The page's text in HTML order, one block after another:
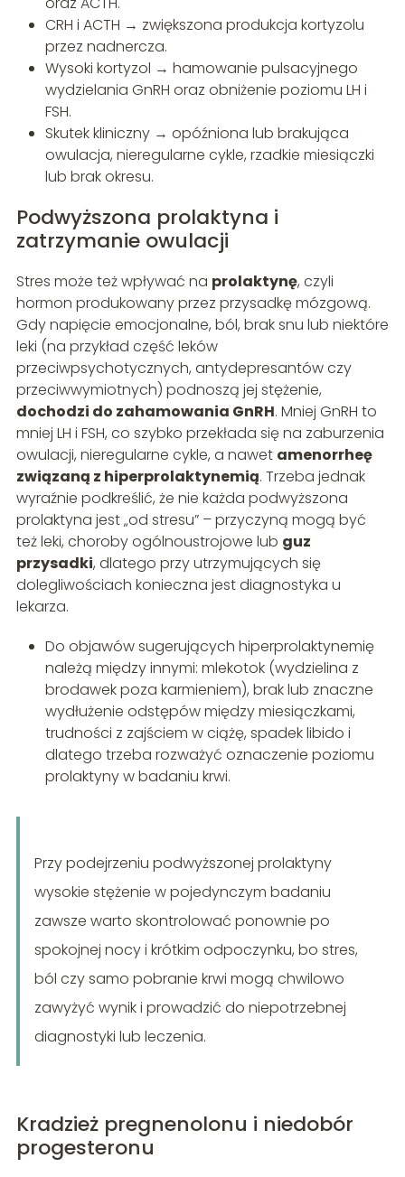
CRH i ACTH → zwiększona produkcja kortyzolu
przez nadnercza.
Wysoki kortyzol → hamowanie pulsacyjnego
wydzielania GnRH oraz obniżenie poziomu LH i
FSH.
Skutek kliniczny → opóźniona lub brakująca
owulacja, nieregularne cykle, rzadkie miesiączki
lub brak okresu.
Podwyższona prolaktyna i
zatrzymanie owulacji
Stres może też wpływać na prolaktynę, czyli
hormon produkowany przez przysadkę mózgową.
Gdy napięcie emocjonalne, ból, brak snu lub niektóre
leki (na przykład część leków
przeciwpsychotycznych, antydepresantów czy
przeciwwymiotnych) podnoszą jej stężenie,
dochodzi do zahamowania GnRH. Mniej GnRH to
mniej LH i FSH, co szybko przekłada się na zaburzenia
owulacji, nieregularne cykle, a nawet amenorrheę
związaną z hiperprolaktynemią. Trzeba jednak
wyraźnie podkreślić, że nie każda podwyższona
prolaktyna jest „od stresu” – przyczyną mogą być
też leki, choroby ogólnoustrojowe lub guz
przysadki, dlatego przy utrzymujących się
dolegliwościach konieczna jest diagnostyka u
lekarza.
Do objawów sugerujących hiperprolaktynemię
należą między innymi: mlekotok (wydzielina z
brodawek poza karmieniem), brak lub znaczne
wydłużenie odstępów między miesiączkami,
trudności z zajściem w ciążę, spadek libido i
dlatego trzeba rozważyć oznaczenie poziomu
prolaktyny w badaniu krwi.
Przy podejrzeniu podwyższonej prolaktyny
wysokie stężenie w pojedynczym badaniu
zawsze warto skontrolować ponownie po
spokojnej nocy i krótkim odpoczynku, bo stres,
ból czy samo pobranie krwi mogą chwilowo
zawyżyć wynik i prowadzić do niepotrzebnej
diagnostyki lub leczenia.
Kradzież pregnenolonu i niedobór
progesteronu